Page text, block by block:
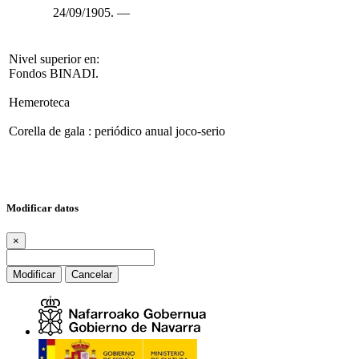
24/09/1905. —
Nivel superior en:
Fondos BINADI.
Hemeroteca
Corella de gala : periódico anual joco-serio
Modificar datos
×
Modificar Cancelar